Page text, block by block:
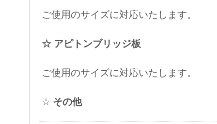
ご使用のサイズに対応いたします。
☆ アピトンブリッジ板
ご使用のサイズに対応いたします。
☆ その他